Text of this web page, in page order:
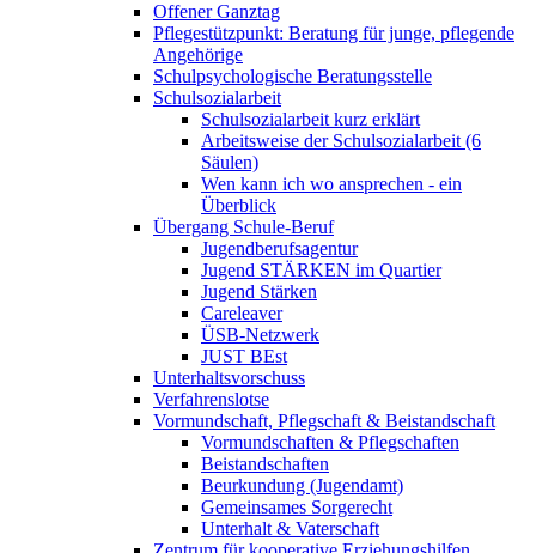
Offener Ganztag
Pflegestützpunkt: Beratung für junge, pflegende
Angehörige
Schulpsychologische Beratungsstelle
Schulsozialarbeit
Schulsozialarbeit kurz erklärt
Arbeitsweise der Schulsozialarbeit (6
Säulen)
Wen kann ich wo ansprechen - ein
Überblick
Übergang Schule-Beruf
Jugendberufsagentur
Jugend STÄRKEN im Quartier
Jugend Stärken
Careleaver
ÜSB-Netzwerk
JUST BEst
Unterhaltsvorschuss
Verfahrenslotse
Vormundschaft, Pflegschaft & Beistandschaft
Vormundschaften & Pflegschaften
Beistandschaften
Beurkundung (Jugendamt)
Gemeinsames Sorgerecht
Unterhalt & Vaterschaft